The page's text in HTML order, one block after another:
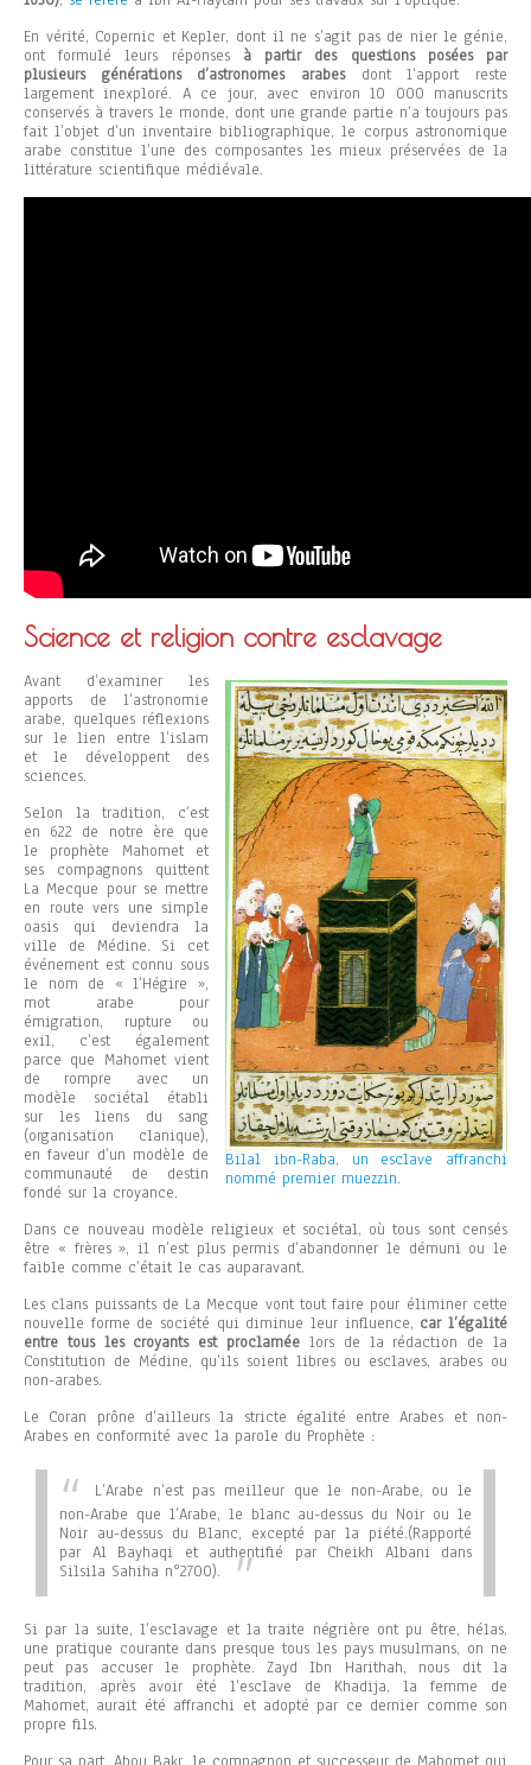
En vérité, Copernic et Kepler, dont il ne s’agit pas de nier le génie,
ont formulé leurs réponses à partir des questions posées par
plusieurs générations d’astronomes arabesdont l’apport reste
largement inexploré. A ce jour, avec environ 10 000 manuscrits
conservés à travers le monde, dont une grande partie n’a toujours pas
fait l’objet d’un inventaire bibliographique, le corpus astronomique
arabe constitue l’une des composantes les mieux préservées de la
littérature scientifique médiévale.
Science et religion contre esclavage
Bilal ibn-Raba, un esclave affranchi
nommé premier muezzin.
Avant d’examiner les
apports de l’astronomie
arabe, quelques réflexions
sur le lien entre l’islam
et le développent des
sciences.
Selon la tradition, c’est
en 622 de notre ère que
le prophète Mahomet et
ses compagnons quittent
La Mecque pour se mettre
en route vers une simple
oasis qui deviendra la
ville de Médine. Si cet
événement est connu sous
le nom de « l’Hégire »,
mot arabe pour
émigration, rupture ou
exil, c’est également
parce que Mahomet vient
de rompre avec un
modèle sociétal établi
sur les liens du sang
(organisation clanique),
en faveur d’un modèle de
communauté de destin
fondé sur la croyance.
Dans ce nouveau modèle religieux et sociétal, où tous sont censés
être « frères », il n’est plus permis d’abandonner le démuni ou le
faible comme c’était le cas auparavant.
Les clans puissants de La Mecque vont tout faire pour éliminer cette
nouvelle forme de société qui diminue leur influence, car l’égalité
entre tous les croyants est proclamée lors de la rédaction de la
Constitution de Médine, qu’ils soient libres ou esclaves, arabes ou
non-arabes.
Le Coran prône d’ailleurs la stricte égalité entre Arabes et non-
Arabes en conformité avec la parole du Prophète :
L’Arabe n’est pas meilleur que le non-Arabe, ou le
non-Arabe que l’Arabe, le blanc au-dessus du Noir ou le
Noir au-dessus du Blanc, excepté par la piété.(Rapporté
par Al Bayhaqi et authentifié par Cheikh Albani dans
Silsila Sahiha n°2700).
Si par la suite, l’esclavage et la traite négrière ont pu être, hélas,
une pratique courante dans presque tous les pays musulmans, on ne
peut pas accuser le prophète. Zayd Ibn Harithah, nous dit la
tradition, après avoir été l’esclave de Khadija, la femme de
Mahomet, aurait été affranchi et adopté par ce dernier comme son
propre fils.